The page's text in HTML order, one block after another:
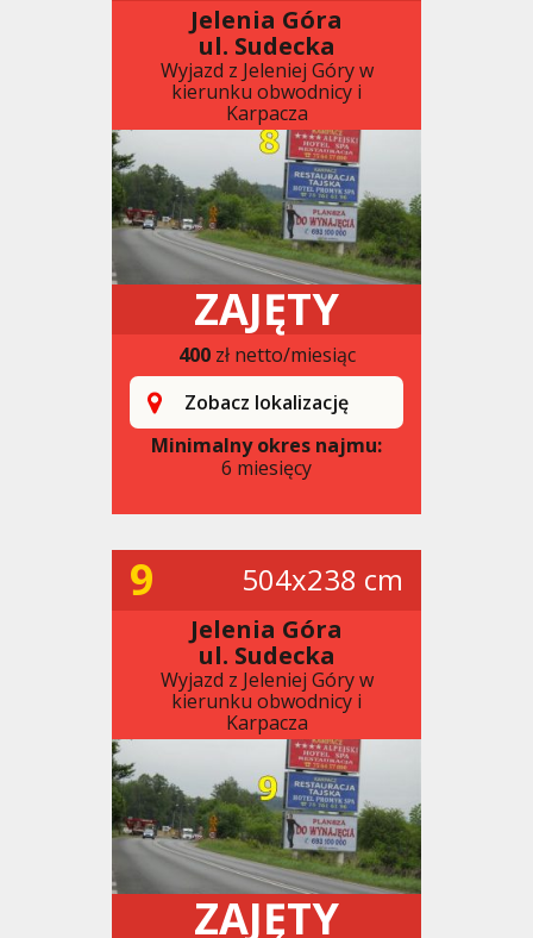
Jelenia Góra
ul. Sudecka
Wyjazd z Jeleniej Góry w
kierunku obwodnicy i
Karpacza
ZAJĘTY
400zł netto/miesiąc
Zobacz lokalizację
Minimalny okres najmu:
6 miesięcy
9 504x238 cm
Jelenia Góra
ul. Sudecka
Wyjazd z Jeleniej Góry w
kierunku obwodnicy i
Karpacza
ZAJĘTY